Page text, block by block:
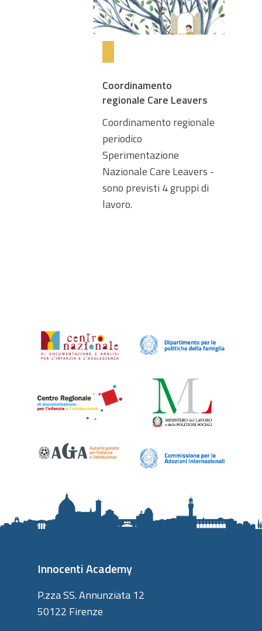
Coordinamento
regionale Care Leavers
Coordinamento regionale
periodico
Sperimentazione
Nazionale Care Leavers -
sono previsti 4 gruppi di
lavoro.
Innocenti Academy
P.zza SS. Annunziata 12
50122 Firenze